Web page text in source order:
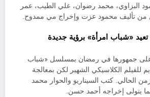
البزاوي، محمد رضوان، علي الطيب، عمر
من تأليف محمود عزت وإخراج مي ممدوح.
على جمهورها في رمضان بمسلسل «شباب
للفيلم الكلاسيكي الشهير لكن بمعالجة
الحالي. كتب السيناريو والحوار محمد
يتولى إخراجه أحمد حسن.